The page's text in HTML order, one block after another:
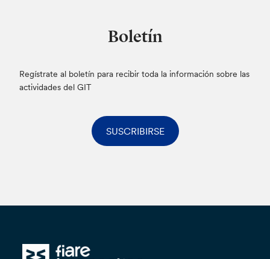
Boletín
Regístrate al boletín para recibir toda la información sobre las
actividades del GIT
SUSCRIBIRSE